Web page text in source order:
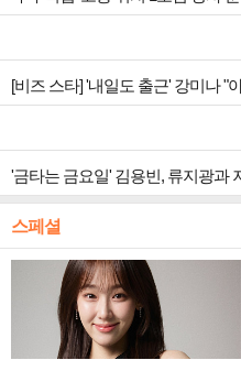
'금타는 금요일' 김용빈, 류지광과
스페셜